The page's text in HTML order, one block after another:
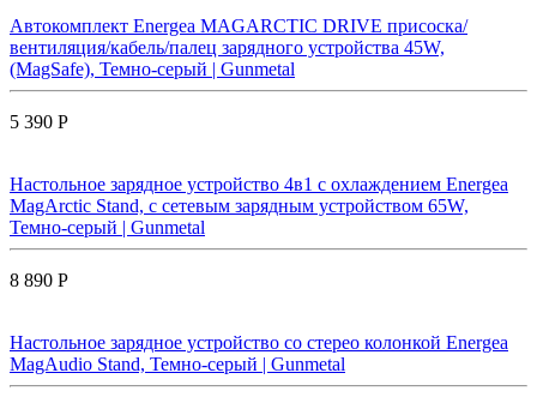
Автокомплект Energea MAGARCTIC DRIVE присоска/
вентиляция/кабель/палец зарядного устройства 45W,
(MagSafe), Темно-серый | Gunmetal
5 390 Р
Настольное зарядное устройство 4в1 с охлаждением Energea
MagArctic Stand, с сетевым зарядным устройством 65W,
Темно-серый | Gunmetal
8 890 Р
Настольное зарядное устройство со стерео колонкой Energea
MagAudio Stand, Темно-серый | Gunmetal